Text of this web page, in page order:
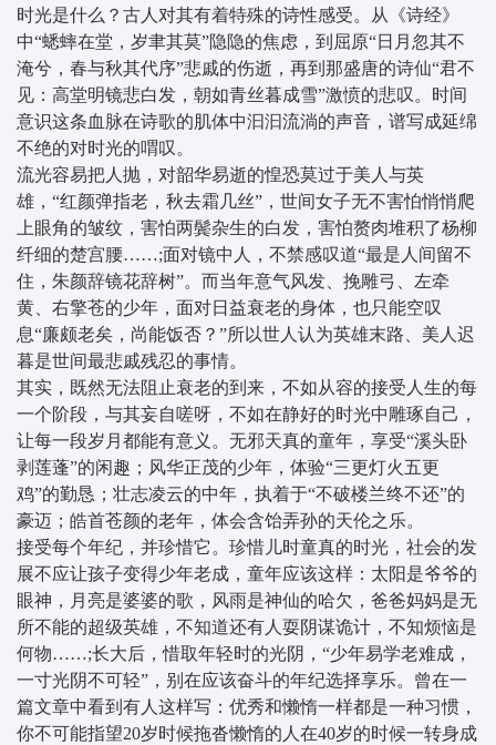
时光是什么？古人对其有着特殊的诗性感受。从《诗经》
中“蟋蟀在堂，岁聿其莫”隐隐的焦虑，到屈原“日月忽其不
淹兮，春与秋其代序”悲戚的伤逝，再到那盛唐的诗仙“君不
见：高堂明镜悲白发，朝如青丝暮成雪”激愤的悲叹。时间
意识这条血脉在诗歌的肌体中汩汩流淌的声音，谱写成延绵
不绝的对时光的喟叹。
流光容易把人抛，对韶华易逝的惶恐莫过于美人与英
雄，“红颜弹指老，秋去霜几丝”，世间女子无不害怕悄悄爬
上眼角的皱纹，害怕两鬓杂生的白发，害怕赘肉堆积了杨柳
纤细的楚宫腰……;面对镜中人，不禁感叹道“最是人间留不
住，朱颜辞镜花辞树”。而当年意气风发、挽雕弓、左牵
黄、右擎苍的少年，面对日益衰老的身体，也只能空叹
息“廉颇老矣，尚能饭否？”所以世人认为英雄末路、美人迟
暮是世间最悲戚残忍的事情。
其实，既然无法阻止衰老的到来，不如从容的接受人生的每
一个阶段，与其妄自嗟呀，不如在静好的时光中雕琢自己，
让每一段岁月都能有意义。无邪天真的童年，享受“溪头卧
剥莲蓬”的闲趣；风华正茂的少年，体验“三更灯火五更
鸡”的勤恳；壮志凌云的中年，执着于“不破楼兰终不还”的
豪迈；皓首苍颜的老年，体会含饴弄孙的天伦之乐。
接受每个年纪，并珍惜它。珍惜儿时童真的时光，社会的发
展不应让孩子变得少年老成，童年应该这样：太阳是爷爷的
眼神，月亮是婆婆的歌，风雨是神仙的哈欠，爸爸妈妈是无
所不能的超级英雄，不知道还有人耍阴谋诡计，不知烦恼是
何物……;长大后，惜取年轻时的光阴，“少年易学老难成，
一寸光阴不可轻”，别在应该奋斗的年纪选择享乐。曾在一
篇文章中看到有人这样写：优秀和懒惰一样都是一种习惯，
你不可能指望20岁时候拖沓懒惰的人在40岁的时候一转身成